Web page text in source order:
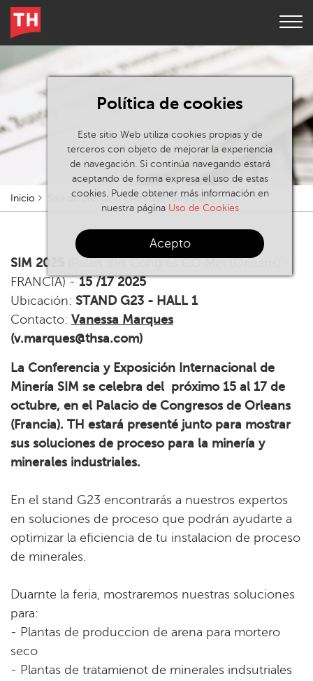
Política de cookies
Este sitio Web utiliza cookies propias y de
terceros con objeto de mejorar la experiencia
de navegación. Si continúa navegando estará
aceptando de forma expresa el uso de estas
cookies. Puede obtener más información en
nuestra página Uso de Cookies
Acepto
Inicio Sala de prensa Eventos SIM 2025
SIM 2025
FRANCIA) -15 /17 2025
Ubicación: STAND G23 - HALL 1
Contacto: Vanessa Marques
(v.marques@thsa.com)
La Conferencia y Exposición Internacional de
Minería SIM se celebra del próximo 15 al 17 de
octubre, en el Palacio de Congresos de Orleans
(Francia). TH estará presenté junto para mostrar
sus soluciones de proceso para la minería y
minerales industriales.
En el stand G23 encontrarás a nuestros expertos
en soluciones de proceso que podrán ayudarte a
optimizar la eficiencia de tu instalacion de proceso
de minerales.
Duarnte la feria, mostraremos nuestras soluciones
para:
- Plantas de produccion de arena para mortero
seco
- Plantas de tratamienot de minerales indsutriales